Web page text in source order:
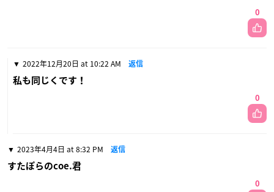
0
2022年12月20日 at 10:22 AM 返信
私も同じくです！
0
2023年4月4日 at 8:32 PM 返信
すたぽらのcoe.君
0